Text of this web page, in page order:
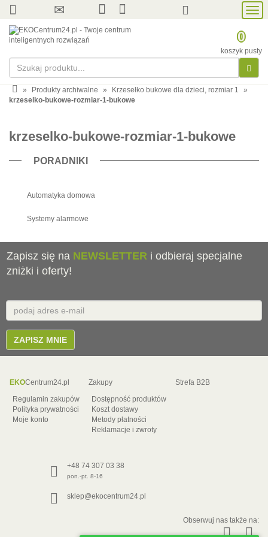
0
koszyk pusty
» Produkty archiwalne » Krzesełko bukowe dla dzieci, rozmiar 1
»
krzeselko-bukowe-rozmiar-1-bukowe
krzeselko-bukowe-rozmiar-1-bukowe
PORADNIKI
Automatyka domowa
Systemy alarmowe
Zapisz się na NEWSLETTER i odbieraj specjalne
zniżki i oferty!
Email
E-
mail
ZAPISZ MNIE
EKOCentrum24.pl
Regulamin zakupów
Polityka prywatności
Moje konto
Zakupy
Dostępność produktów
Koszt dostawy
Metody płatności
Reklamacje i zwroty
Strefa B2B
+48 74 307 03 38
pon.-pt. 8-16
sklep@ekocentrum24.pl
Obserwuj nas także na: